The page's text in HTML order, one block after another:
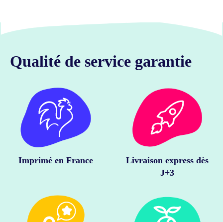
Qualité de service garantie
Imprimé en France
Livraison express dès
J+3